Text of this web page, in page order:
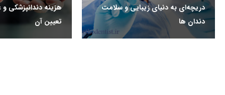
دریچه‌ای به دنیای زیبایی و سلامت
دندان ها
هزینه دندانپزشکی و
تعیین آن